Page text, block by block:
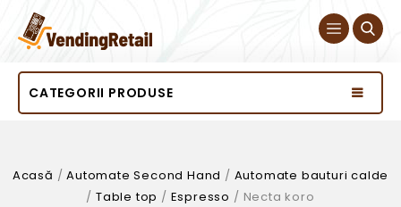
CATEGORII PRODUSE
Acasă /Automate Second Hand / Automate bauturi calde
/Table top / Espresso / Necta koro